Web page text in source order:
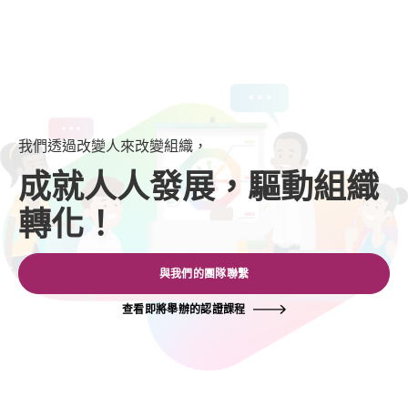
我們透過改變人來改變組織，
成就人人發展，驅動組織
轉化！
與我們的團隊聯繫
查看即將舉辦的認證課程